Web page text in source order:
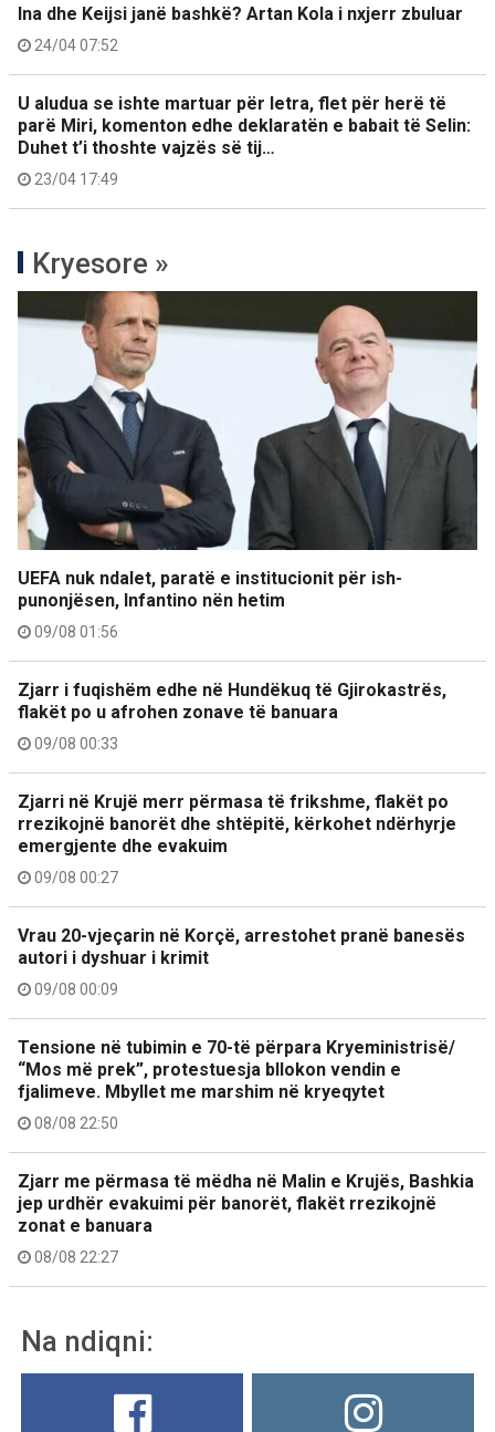
Ina dhe Keijsi janë bashkë? Artan Kola i nxjerr zbuluar
24/04 07:52
U aludua se ishte martuar për letra, flet për herë të
parë Miri, komenton edhe deklaratën e babait të Selin:
Duhet t’i thoshte vajzës së tij…
23/04 17:49
Kryesore »
UEFA nuk ndalet, paratë e institucionit për ish-
punonjësen, Infantino nën hetim
09/08 01:56
Zjarr i fuqishëm edhe në Hundëkuq të Gjirokastrës,
flakët po u afrohen zonave të banuara
09/08 00:33
Zjarri në Krujë merr përmasa të frikshme, flakët po
rrezikojnë banorët dhe shtëpitë, kërkohet ndërhyrje
emergjente dhe evakuim
09/08 00:27
Vrau 20-vjeçarin në Korçë, arrestohet pranë banesës
autori i dyshuar i krimit
09/08 00:09
Tensione në tubimin e 70-të përpara Kryeministrisë/
“Mos më prek”, protestuesja bllokon vendin e
fjalimeve. Mbyllet me marshim në kryeqytet
08/08 22:50
Zjarr me përmasa të mëdha në Malin e Krujës, Bashkia
jep urdhër evakuimi për banorët, flakët rrezikojnë
zonat e banuara
08/08 22:27
Na ndiqni: